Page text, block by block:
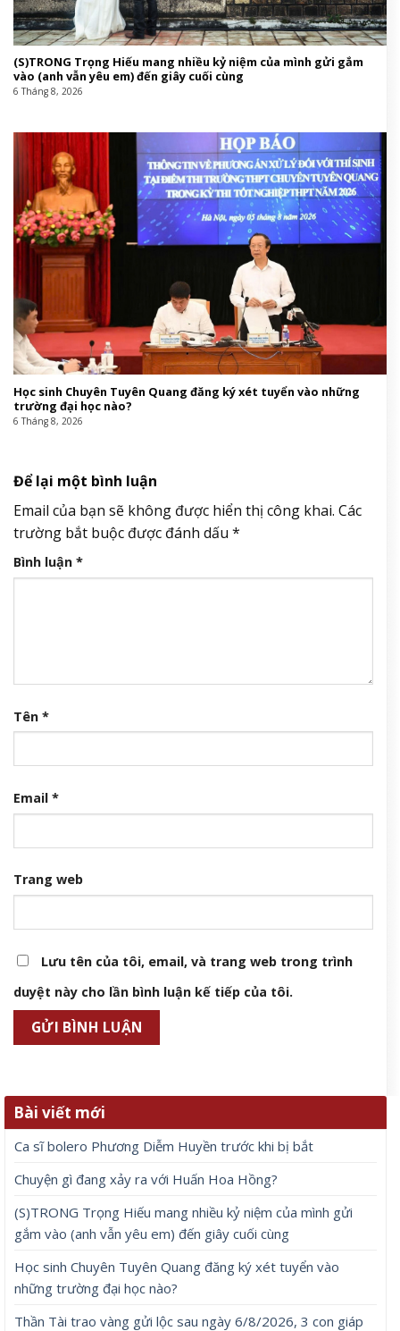
(S)TRONG Trọng Hiếu mang nhiều kỷ niệm của mình gửi gắm
vào (anh vẫn yêu em) đến giây cuối cùng
6 Tháng 8, 2026
Học sinh Chuyên Tuyên Quang đăng ký xét tuyển vào những
trường đại học nào?
6 Tháng 8, 2026
Để lại một bình luận
Email của bạn sẽ không được hiển thị công khai. Các
trường bắt buộc được đánh dấu *
Bình luận *
Tên *
Email *
Trang web
Lưu tên của tôi, email, và trang web trong trình
duyệt này cho lần bình luận kế tiếp của tôi.
Bài viết mới
Ca sĩ bolero Phương Diễm Huyền trước khi bị bắt
Chuyện gì đang xảy ra với Huấn Hoa Hồng?
(S)TRONG Trọng Hiếu mang nhiều kỷ niệm của mình gửi
gắm vào (anh vẫn yêu em) đến giây cuối cùng
Học sinh Chuyên Tuyên Quang đăng ký xét tuyển vào
những trường đại học nào?
Thần Tài trao vàng gửi lộc sau ngày 6/8/2026, 3 con giáp